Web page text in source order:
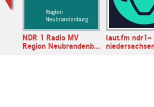
NDR 1 Radio MV
Region Neubrandenb…
laut.fm ndr1-